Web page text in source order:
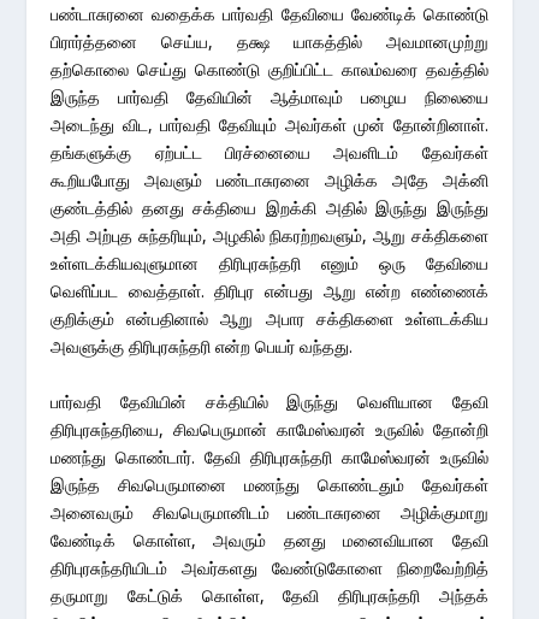
பண்டாசுரனை வதைக்க பார்வதி தேவியை வேண்டிக் கொண்டு
பிரார்த்தனை செய்ய, தக்ஷ யாகத்தில் அவமானமுற்று
தற்கொலை செய்து கொண்டு குறிப்பிட்ட காலம்வரை தவத்தில்
இருந்த பார்வதி தேவியின் ஆத்மாவும் பழைய நிலையை
அடைந்து விட, பார்வதி தேவியும் அவர்கள் முன் தோன்றினாள்.
தங்களுக்கு ஏற்பட்ட பிரச்னையை அவளிடம் தேவர்கள்
கூறியபோது அவளும் பண்டாசுரனை அழிக்க அதே அக்னி
குண்டத்தில் தனது சக்தியை இறக்கி அதில் இருந்து இருந்து
அதி அற்புத சுந்தரியும், அழகில் நிகரற்றவளும், ஆறு சக்திகளை
உள்ளடக்கியவுளுமான திரிபுரசுந்தரி எனும் ஒரு தேவியை
வெளிப்பட வைத்தாள். திரிபுர என்பது ஆறு என்ற எண்ணைக்
குறிக்கும் என்பதினால் ஆறு அபார சக்திகளை உள்ளடக்கிய
அவளுக்கு திரிபுரசுந்தரி என்ற பெயர் வந்தது.
பார்வதி தேவியின் சக்தியில் இருந்து வெளியான தேவி
திரிபுரசுந்தரியை, சிவபெருமான் காமேஸ்வரன் உருவில் தோன்றி
மணந்து கொண்டார். தேவி திரிபுரசுந்தரி காமேஸ்வரன் உருவில்
இருந்த சிவபெருமானை மணந்து கொண்டதும் தேவர்கள்
அனைவரும் சிவபெருமானிடம் பண்டாசுரனை அழிக்குமாறு
வேண்டிக் கொள்ள, அவரும் தனது மனைவியான தேவி
திரிபுரசுந்தரியிடம் அவர்களது வேண்டுகோளை நிறைவேற்றித்
தருமாறு கேட்டுக் கொள்ள, தேவி திரிபுரசுந்தரி அந்தக்